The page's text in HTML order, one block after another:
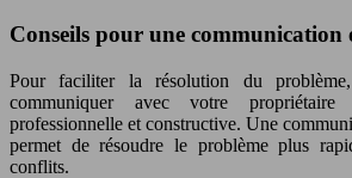
Conseils pour une communication
Pour faciliter la résolution du
communiquer avec votre
professionnelle et constructive. Une
permet de résoudre le problème plus
conflits.